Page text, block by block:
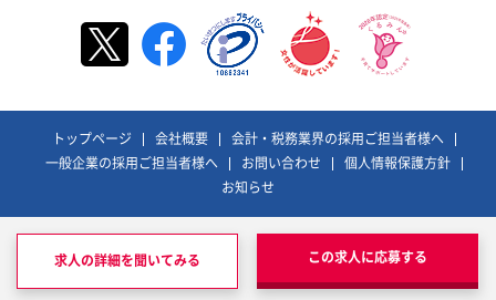
求人の詳細を聞いてみる この求人に応募する
トップページ 会社概要
会計・税務業界の採用ご担当者様へ
一般企業の採用ご担当者様へ
お問い合わせ
個人情報保護方針
お知らせ
レックスアドバイザーズおよびそのロゴは、